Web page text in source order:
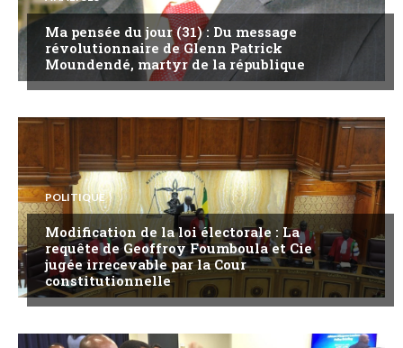
Ma pensée du jour (31) : Du message
révolutionnaire de Glenn Patrick
Moundendé, martyr de la république
POLITIQUE
Modification de la loi électorale : La
requête de Geoffroy Foumboula et Cie
jugée irrecevable par la Cour
constitutionnelle